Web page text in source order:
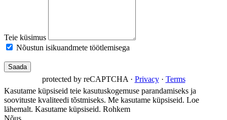
Teie küsimus
Nõustun isikuandmete töötlemisega
protected by reCAPTCHA · Privacy· Terms
Kasutame küpsiseid teie kasutuskogemuse parandamiseks ja
soovituste kvaliteedi tõstmiseks. Me kasutame küpsiseid. Loe
lähemalt. Kasutame küpsiseid. Rohkem
Nõus